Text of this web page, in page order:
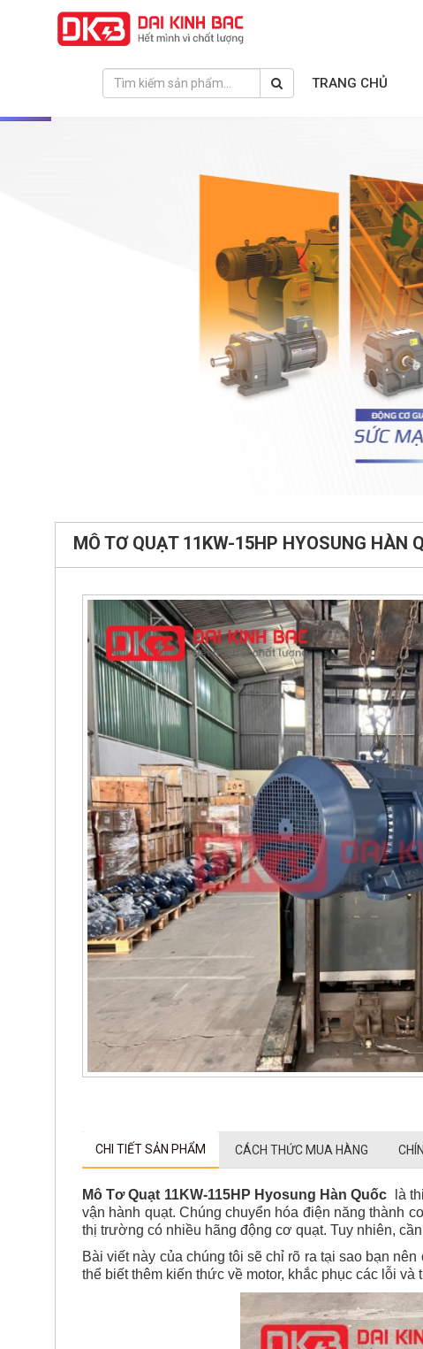
TRANG CHỦ
MÔ TƠ QUẠT 11KW-15HP HYOSUNG HÀN
CHI TIẾT SẢN PHẨM CÁCH THỨC MUA HÀNG
Mô Tơ Quạt 11KW-115HP Hyosung Hàn Quốc
là
vận hành quạt. Chúng chuyển hóa điện năng thành
thị trường có nhiều hãng động cơ quạt. Tuy nhiên,
Bài viết này của chúng tôi sẽ chỉ rõ ra tại sao bạn nên
thể biết thêm kiến thức về motor, khắc phục các lỗi